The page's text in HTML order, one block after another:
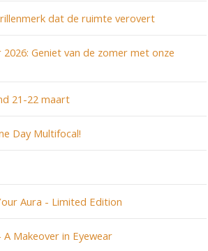
dat de ruimte verovert
Geniet van de zomer met onze
21-22 maart
Day Multifocal!
Aura - Limited Edition
A Makeover in Eyewear